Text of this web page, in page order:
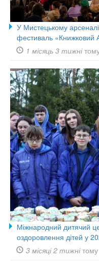
У Мистецькому
фестиваль «Книжковий
1 місяць 3 тижні
Міжнародний дитячий
оздоровлення дітей у
3 місяці 2 тижнітому